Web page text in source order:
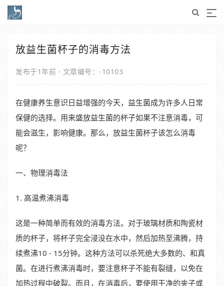
放益生菌杯子的消毒方法
发布于1年前 · 文章编号：-10103
在健康养生意识日益增强的今天，益生菌成为许多人日常
保健的选择。用来盛放益生菌的杯子如果不注意消毒，可
能会滋生，影响健康。那么，放益生菌杯子该怎么消毒
呢？
一、物理消毒法
1. 高温煮沸消毒
这是一种简单而有效的消毒方法。对于玻璃材质和陶瓷材
质的杯子，将杯子完全浸没在水中，然后加热至沸腾，持
续煮沸10 - 15分钟。这种方法可以杀死绝大多数的、和真
菌。在进行煮沸消毒时，要注意杯子不能有裂缝，以免在
加热过程中破裂。而且，在消毒后，要使用干净的夹子或